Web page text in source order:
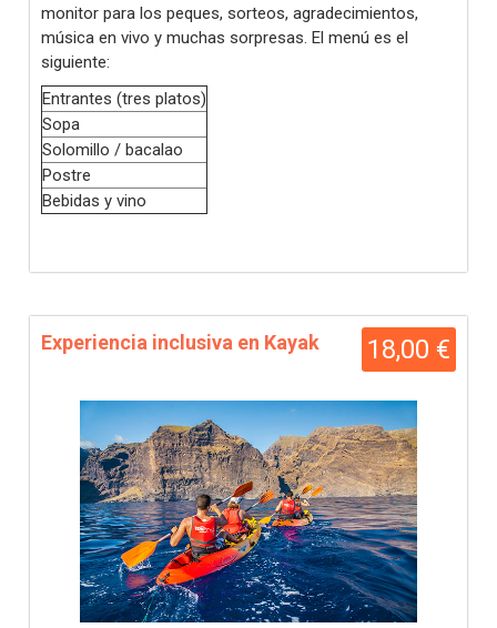
monitor para los peques, sorteos, agradecimientos,
música en vivo y muchas sorpresas. El menú es el
siguiente:
Entrantes (tres platos)
Sopa
Solomillo / bacalao
Postre
Bebidas y vino
18,00 €
Experiencia inclusiva en Kayak